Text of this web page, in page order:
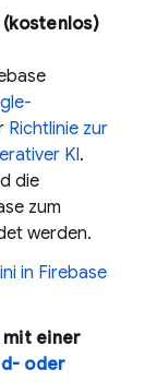
Richtlinie zur
KI.
die
zum
werden.
in Firebase
einer
oder